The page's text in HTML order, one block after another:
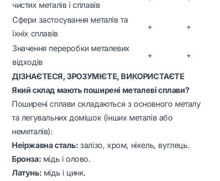
чистих металів і сплавів
Сфери застосування металів та
їхніх сплавів
+ +
Значення переробки металевих
відходів
+ +
ДІЗНАЄТЕСЯ, ЗРОЗУМІЄТЕ, ВИКОРИСТАЄТЕ
Який склад мають поширені металеві сплави?
Поширені сплави складаються з основного металу
та легувальних домішок (інших металів або
неметалів):
Неіржавна сталь: залізо, хром, нікель, вуглець.
Бронза: мідь і олово.
Латунь: мідь і цинк.